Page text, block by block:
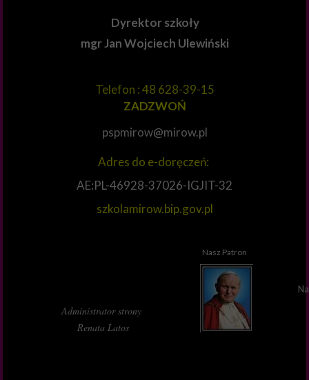
Dyrektor szkoły
mgr Jan Wojciech Ulewiński
Administrator strony
Renata Latos
Nasz Patron
Adres do e-doręczeń:
AE:PL-46928-37026-IGJIT-32
szkolamirow.bip.gov.pl
pspmirow@mirow.pl
Telefon : 48 628-39-15
ZADZWOŃ